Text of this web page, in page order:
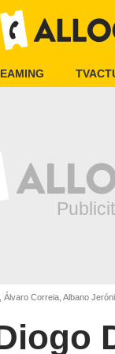
Álvaro Correia, Albano